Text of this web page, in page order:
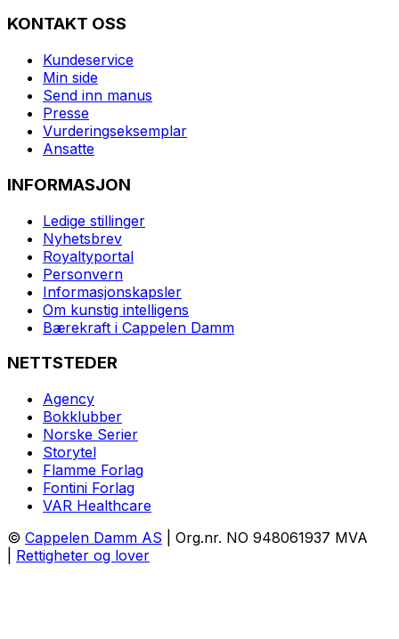
KONTAKT OSS
Kundeservice
Min side
Send inn manus
Presse
Vurderingseksemplar
Ansatte
INFORMASJON
Ledige stillinger
Nyhetsbrev
Royaltyportal
Personvern
Informasjonskapsler
Om kunstig intelligens
Bærekraft i Cappelen Damm
NETTSTEDER
Agency
Bokklubber
Norske Serier
Storytel
Flamme Forlag
Fontini Forlag
VAR Healthcare
© Cappelen Damm AS | Org.nr. NO 948061937 MVA
Rettigheter og lover